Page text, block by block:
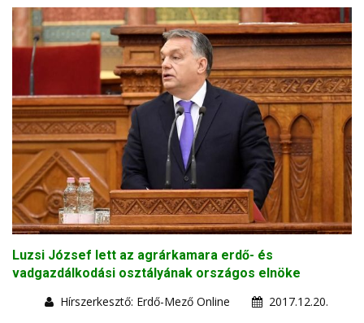
Luzsi József lett az agrárkamara erdő- és
vadgazdálkodási osztályának országos elnöke
Hírszerkesztő: Erdő-Mező Online
2017.12.20.